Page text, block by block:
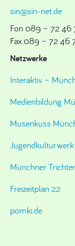
sin@sin-net.de
Fon 089 – 72 46
Fax 089 – 72 46
Netzwerke
Interaktiv –
Medienbildung
Musenkuss
Jugendkulturwerk
Münchner Trichter
Freizeitplan 22
pomki.de